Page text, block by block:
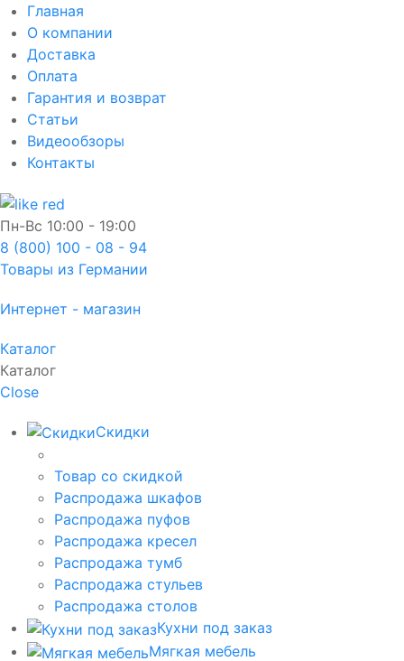
Главная
О компании
Доставка
Оплата
Гарантия и возврат
Статьи
Видеообзоры
Контакты
Пн-Вс 10:00 - 19:00
8 (800) 100 - 08 - 94
Товары из Германии
Интернет - магазин
Каталог
Каталог
Close
Скидки
Товар со скидкой
Распродажа шкафов
Распродажа пуфов
Распродажа кресел
Распродажа тумб
Распродажа стульев
Распродажа столов
Кухни под заказ
Мягкая мебель